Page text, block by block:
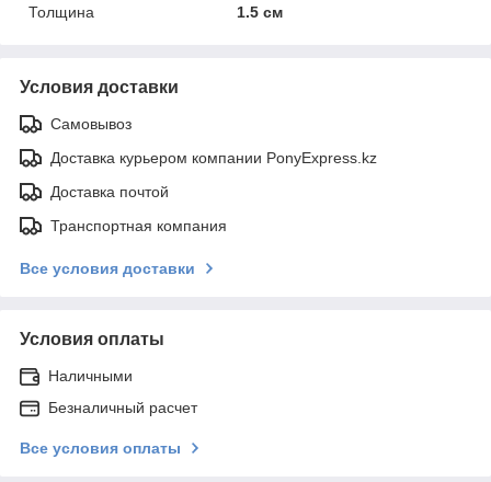
Толщина
1.5 см
Условия доставки
Самовывоз
Доставка курьером компании PonyExpress.kz
Доставка почтой
Транспортная компания
Все условия доставки
Условия оплаты
Наличными
Безналичный расчет
Все условия оплаты